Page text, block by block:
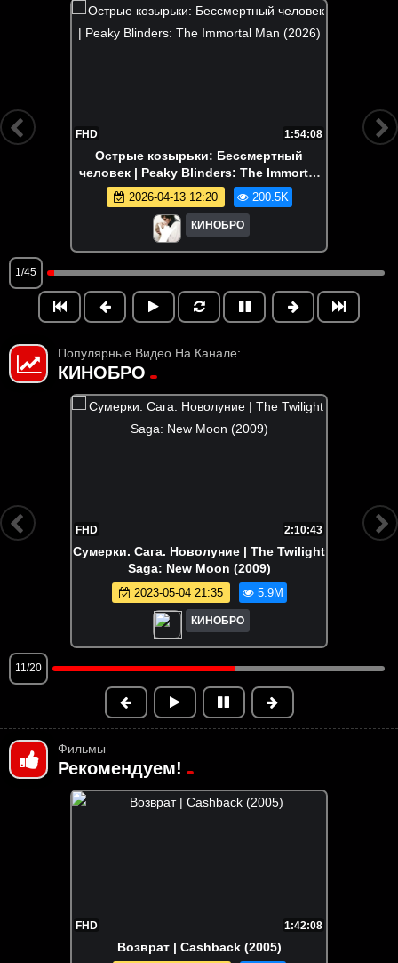
FHD 1:54:08
Острые козырьки: Бессмертный
человек | Peaky Blinders: The Immortal
Man (2026)
2026-04-13 12:20 200.5K
КИНОБРО
1/45
Популярные Видео На Канале:
КИНОБРО
1:47:17
Босс-молокосос 2 | The Boss Baby:
Family Business (2021)
2025-02-01 11:59 5.9M
КИНОБРО
12/20
Фильмы
Рекомендуем!
FHD 1:42:08
Возврат | Cashback (2005)